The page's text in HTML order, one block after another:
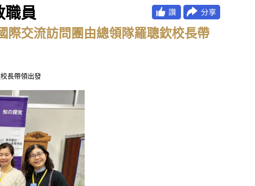
職員
際交流訪問團由總領隊羅聰欽校長帶
長帶領出發